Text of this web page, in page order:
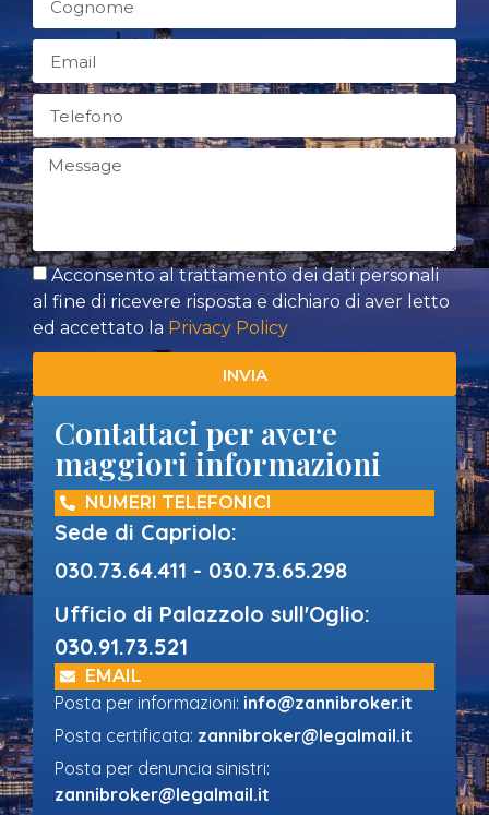
Contattaci per avere
maggiori informazioni
NUMERI TELEFONICI
Sede di Capriolo:
030.73.64.411 - 030.73.65.298
Ufficio di Palazzolo sull'Oglio:
030.91.73.521
EMAIL
Posta per informazioni: info@zannibroker.it
Posta certificata: zannibroker@legalmail.it
Posta per denuncia sinistri:
zannibroker@legalmail.it
Acconsento al trattamento dei dati personali
al fine di ricevere risposta e dichiaro di aver letto
ed accettato la Privacy Policy
INVIA